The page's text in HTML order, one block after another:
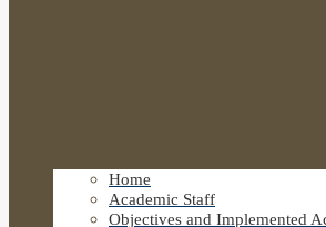
Home
Academic Staff
Objectives and Implemented